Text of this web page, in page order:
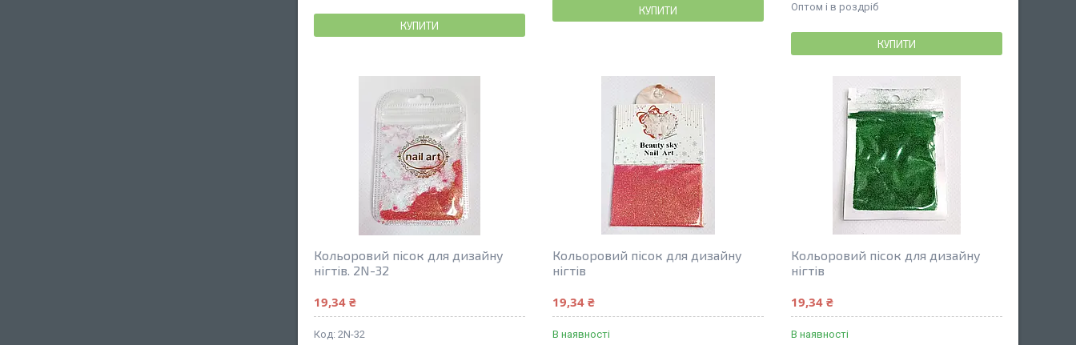
КУПИТИ
КУПИТИ
Оптом і в роздріб
КУПИТИ
Кольоровий пісок для дизайну
нігтів. 2N-32
19,34 ₴
2N-32
Кольоровий пісок для дизайну
нігтів
19,34 ₴
В наявності
Кольоровий пісок для дизайну
нігтів
19,34 ₴
В наявності